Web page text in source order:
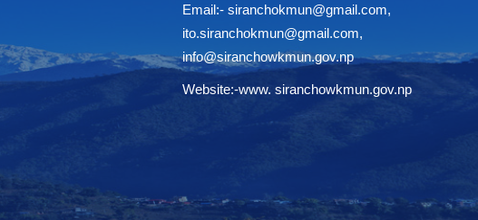
Email:- siranchokmun@gmail.com,
ito.siranchokmun@gmail.com,
info@siranchowkmun.gov.np
Website:-www. siranchowkmun.gov.np